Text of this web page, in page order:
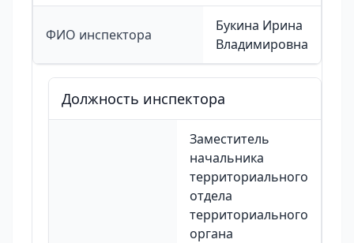
ФИО инспектора
Букина Ирина
Владимировна
Должность инспектора
Заместитель
начальника
территориального
отдела
территориального
органа